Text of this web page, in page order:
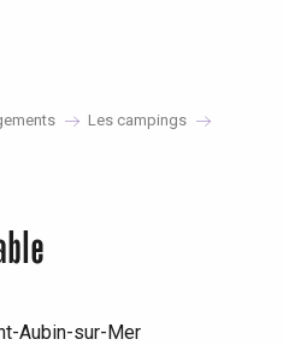
Les campings
Aubin-sur-Mer